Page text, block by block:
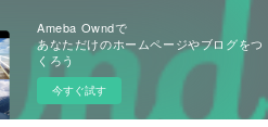
Ameba Owndで
あなただけのホームページやブログをつ
くろう
今すぐ試す